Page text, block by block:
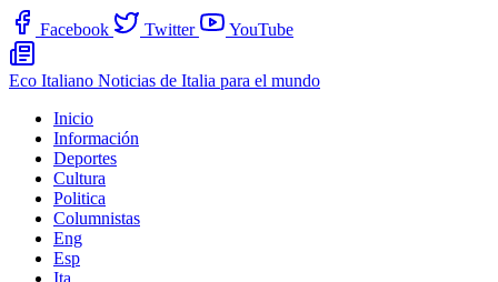
Facebook Twitter YouTube
Eco Italiano Noticias de Italia para el mundo
Inicio
Información
Deportes
Cultura
Politica
Columnistas
Eng
Esp
Ita